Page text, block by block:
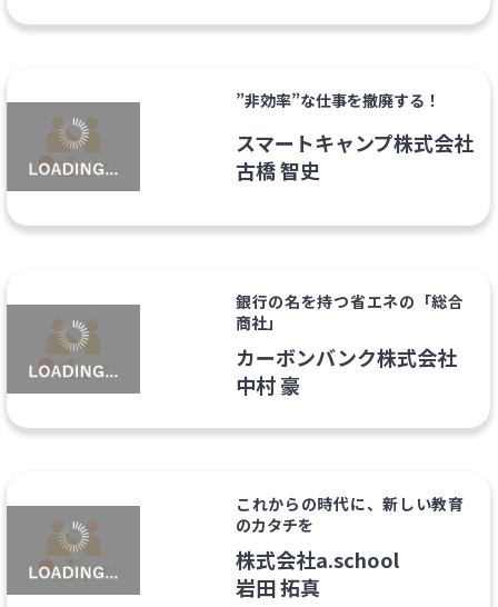
”非効率”な仕事を撤廃する！
スマートキャンプ株式会社
古橋 智史
銀行の名を持つ省エネの「総合
商社」
カーボンバンク株式会社
中村 豪
これからの時代に、新しい教育
のカタチを
株式会社a.school
岩田 拓真